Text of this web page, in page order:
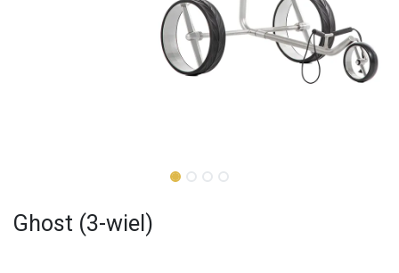
Ghost (3-wiel)